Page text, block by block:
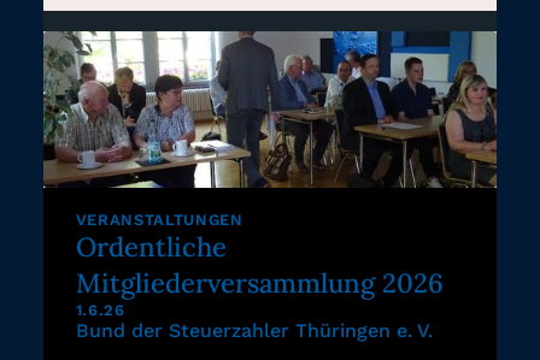
VERANSTALTUNGEN
Ordentliche
Mitgliederversammlung 2026
1.6.26
Bund der Steuerzahler Thüringen e. V.